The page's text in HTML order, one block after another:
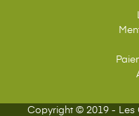
Copyright © 2019 - Les